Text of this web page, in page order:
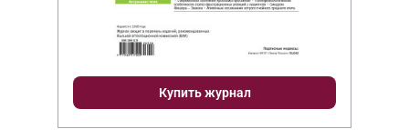
Купить журнал